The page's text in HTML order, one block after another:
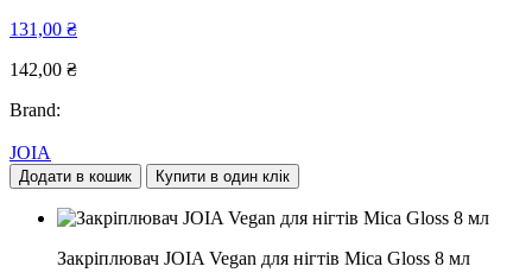
131,00 ₴
142,00 ₴
Brand:
JOIA
Додати в кошик Купити в один клік
Закріплювач JOIA Vegan для нігтів Mica Gloss 8 мл